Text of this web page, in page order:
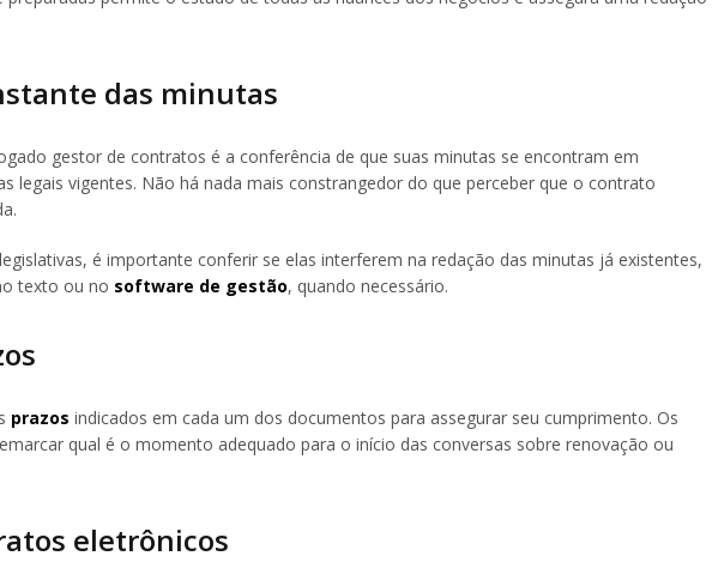
das minutas
gestor de contratos é a conferência de que suas minutas se encontram em
legais vigentes. Não há nada mais constrangedor do que perceber que o contrato
é importante conferir se elas interferem na redação das minutas já existentes,
texto ou no software de gestão, quando necessário.
prazos indicados em cada um dos documentos para assegurar seu cumprimento. Os
qual é o momento adequado para o início das conversas sobre renovação ou
eletrônicos